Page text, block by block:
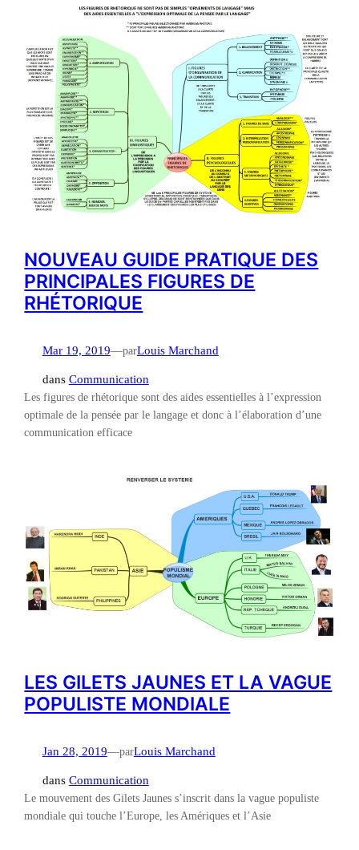
NOUVEAU GUIDE PRATIQUE DES
PRINCIPALES FIGURES DE
RHÉTORIQUE
Mar 19, 2019—parLouis Marchand
dans Communication
Les figures de rhétorique sont des aides essentielles à l’expression
optimale de la pensée par le langage et donc à l’élaboration d’une
communication efficace
LES GILETS JAUNES ET LA VAGUE
POPULISTE MONDIALE
Jan 28, 2019—parLouis Marchand
dans Communication
Le mouvement des Gilets Jaunes s’inscrit dans la vague populiste
mondiale qui touche l’Europe, les Amériques et l’Asie